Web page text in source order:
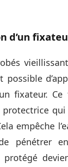
d’un
possible
fixateur.
protectrice
empêche
pénétrer
protégé